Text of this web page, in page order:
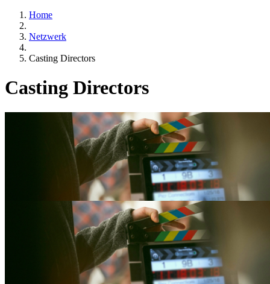
Home
Netzwerk
Casting Directors
Casting Directors